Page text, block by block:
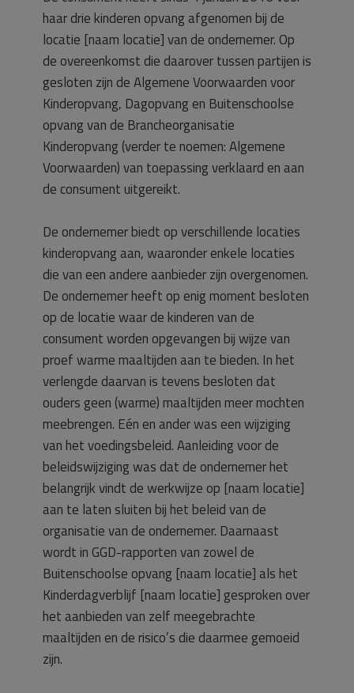
haar drie kinderen opvang afgenomen bij de
locatie [naam locatie] van de ondernemer. Op
de overeenkomst die daarover tussen partijen is
gesloten zijn de Algemene Voorwaarden voor
Kinderopvang, Dagopvang en Buitenschoolse
opvang van de Brancheorganisatie
Kinderopvang (verder te noemen: Algemene
Voorwaarden) van toepassing verklaard en aan
de consument uitgereikt.
De ondernemer biedt op verschillende locaties
kinderopvang aan, waaronder enkele locaties
die van een andere aanbieder zijn overgenomen.
De ondernemer heeft op enig moment besloten
op de locatie waar de kinderen van de
consument worden opgevangen bij wijze van
proef warme maaltijden aan te bieden. In het
verlengde daarvan is tevens besloten dat
ouders geen (warme) maaltijden meer mochten
meebrengen. Eén en ander was een wijziging
van het voedingsbeleid. Aanleiding voor de
beleidswijziging was dat de ondernemer het
belangrijk vindt de werkwijze op [naam locatie]
aan te laten sluiten bij het beleid van de
organisatie van de ondernemer. Daarnaast
wordt in GGD-rapporten van zowel de
Buitenschoolse opvang [naam locatie] als het
Kinderdagverblijf [naam locatie] gesproken over
het aanbieden van zelf meegebrachte
maaltijden en de risico’s die daarmee gemoeid
zijn.